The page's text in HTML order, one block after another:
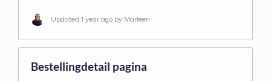
Updated 1 year ago by Marleen
Bestellingdetail pagina